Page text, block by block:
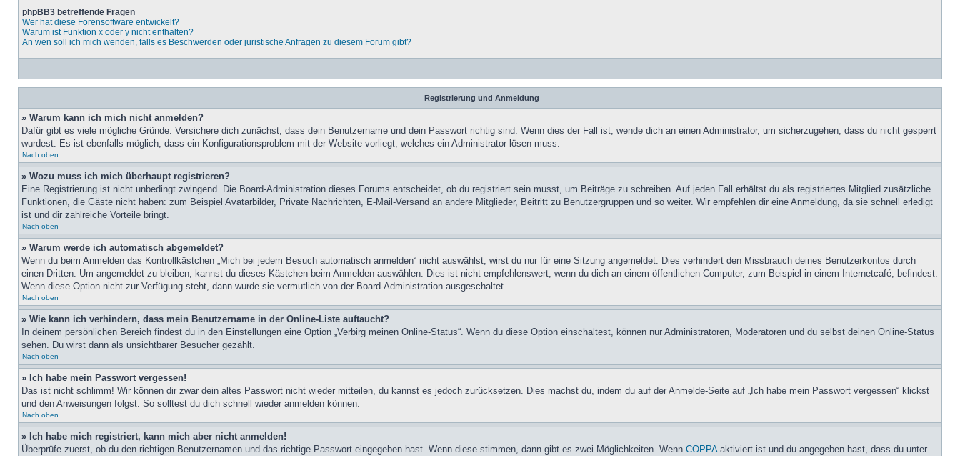
phpBB3 betreffende Fragen
Wer hat diese Forensoftware entwickelt?
Warum ist Funktion x oder y nicht enthalten?
An wen soll ich mich wenden, falls es Beschwerden oder juristische Anfragen zu diesem Forum gibt?
Registrierung und Anmeldung
» Warum kann ich mich nicht anmelden?
Dafür gibt es viele mögliche Gründe. Versichere dich zunächst, dass dein Benutzername und dein Passwort richtig sind. Wenn dies der Fall ist, wende dich an einen Administrator, um sicherzugehen, dass du nicht gesperrt
wurdest. Es ist ebenfalls möglich, dass ein Konfigurationsproblem mit der Website vorliegt, welches ein Administrator lösen muss.
Nach oben
» Wozu muss ich mich überhaupt registrieren?
Eine Registrierung ist nicht unbedingt zwingend. Die Board-Administration dieses Forums entscheidet, ob du registriert sein musst, um Beiträge zu schreiben. Auf jeden Fall erhältst du als registriertes Mitglied zusätzliche
Funktionen, die Gäste nicht haben: zum Beispiel Avatarbilder, Private Nachrichten, E-Mail-Versand an andere Mitglieder, Beitritt zu Benutzergruppen und so weiter. Wir empfehlen dir eine Anmeldung, da sie schnell erledigt
ist und dir zahlreiche Vorteile bringt.
Nach oben
» Warum werde ich automatisch abgemeldet?
Wenn du beim Anmelden das Kontrollkästchen „Mich bei jedem Besuch automatisch anmelden“ nicht auswählst, wirst du nur für eine Sitzung angemeldet. Dies verhindert den Missbrauch deines Benutzerkontos durch
einen Dritten. Um angemeldet zu bleiben, kannst du dieses Kästchen beim Anmelden auswählen. Dies ist nicht empfehlenswert, wenn du dich an einem öffentlichen Computer, zum Beispiel in einem Internetcafé, befindest.
Wenn diese Option nicht zur Verfügung steht, dann wurde sie vermutlich von der Board-Administration ausgeschaltet.
Nach oben
» Wie kann ich verhindern, dass mein Benutzername in der Online-Liste auftaucht?
In deinem persönlichen Bereich findest du in den Einstellungen eine Option „Verbirg meinen Online-Status“. Wenn du diese Option einschaltest, können nur Administratoren, Moderatoren und du selbst deinen Online-Status
sehen. Du wirst dann als unsichtbarer Besucher gezählt.
Nach oben
» Ich habe mein Passwort vergessen!
Das ist nicht schlimm! Wir können dir zwar dein altes Passwort nicht wieder mitteilen, du kannst es jedoch zurücksetzen. Dies machst du, indem du auf der Anmelde-Seite auf „Ich habe mein Passwort vergessen“ klickst
und den Anweisungen folgst. So solltest du dich schnell wieder anmelden können.
Nach oben
» Ich habe mich registriert, kann mich aber nicht anmelden!
Überprüfe zuerst, ob du den richtigen Benutzernamen und das richtige Passwort eingegeben hast. Wenn diese stimmen, dann gibt es zwei Möglichkeiten. Wenn COPPAaktiviert ist und du angegeben hast, dass du unter